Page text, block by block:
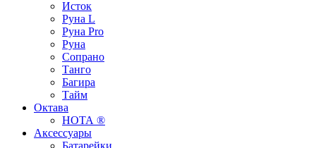
Исток
Руна L
Руна Pro
Руна
Сопрано
Танго
Багира
Тайм
Октава
НОТА ®
Аксессуары
Батарейки